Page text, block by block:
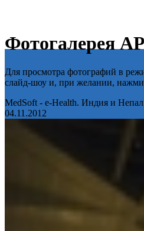
Фотогалерея
Для просмотра фотографий в
слайд-шоу и, при желании,
MedSoft - e-Health. Индия и Непал
04.11.2012